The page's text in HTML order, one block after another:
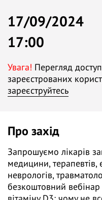
17/09/2024
17:00
Увага! Перегляд
зареєстрованих
зареєструйтесь
Про захід
Запрошуємо лікарів
медицини, терапевтів,
неврологів,
безкоштовний